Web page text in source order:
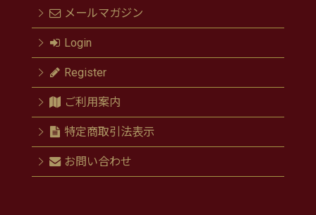
メールマガジン
Login
Register
ご利用案内
特定商取引法表示
お問い合わせ